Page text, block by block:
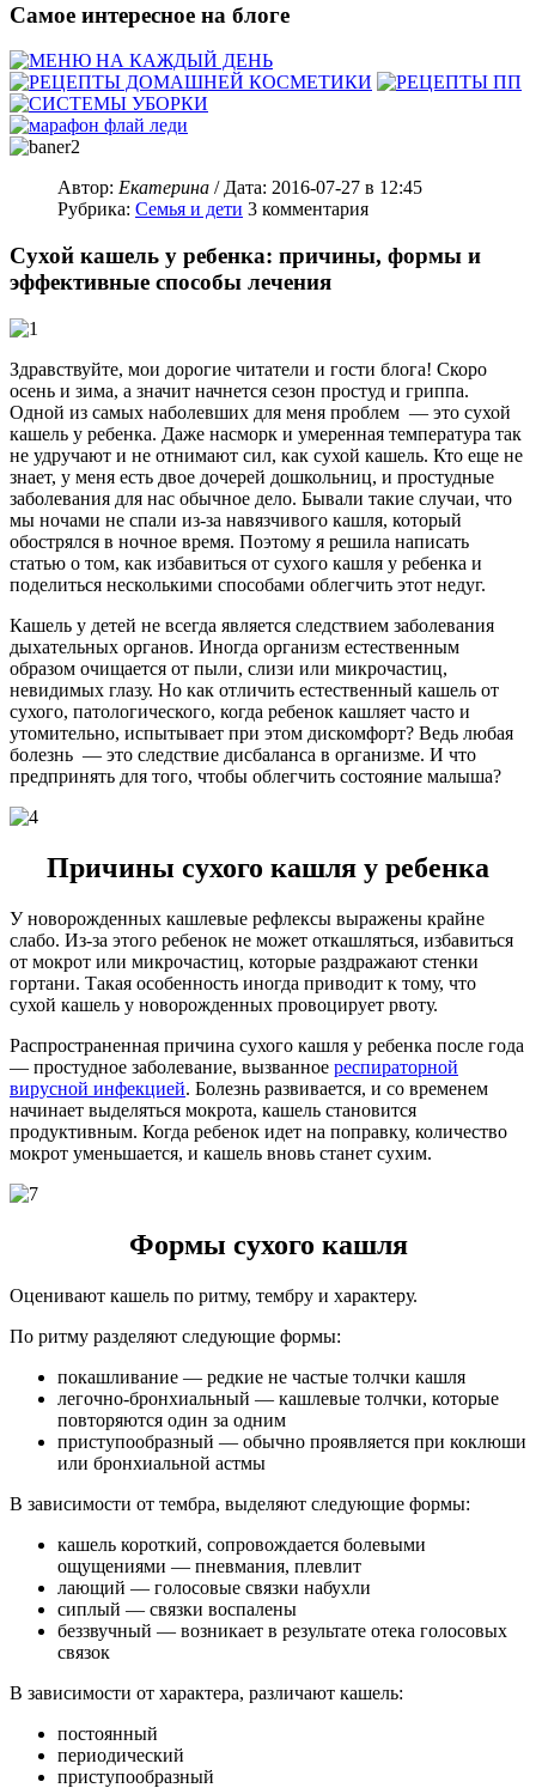
Самое интересное на блоге
Автор: Екатерина / Дата: 2016-07-27 в 12:45
Рубрика: Семья и дети 3 комментария
Сухой кашель у ребенка: причины, формы и
эффективные способы лечения
Здравствуйте, мои дорогие читатели и гости блога! Скоро
осень и зима, а значит начнется сезон простуд и гриппа.
Одной из самых наболевших для меня проблем — это сухой
кашель у ребенка. Даже насморк и умеренная температура так
не удручают и не отнимают сил, как сухой кашель. Кто еще не
знает, у меня есть двое дочерей дошкольниц, и простудные
заболевания для нас обычное дело. Бывали такие случаи, что
мы ночами не спали из-за навязчивого кашля, который
обострялся в ночное время. Поэтому я решила написать
статью о том, как избавиться от сухого кашля у ребенка и
поделиться несколькими способами облегчить этот недуг.
Кашель у детей не всегда является следствием заболевания
дыхательных органов. Иногда организм естественным
образом очищается от пыли, слизи или микрочастиц,
невидимых глазу. Но как отличить естественный кашель от
сухого, патологического, когда ребенок кашляет часто и
утомительно, испытывает при этом дискомфорт? Ведь любая
болезнь — это следствие дисбаланса в организме. И что
предпринять для того, чтобы облегчить состояние малыша?
Причины сухого кашля у ребенка
У новорожденных кашлевые рефлексы выражены крайне
слабо. Из-за этого ребенок не может откашляться, избавиться
от мокрот или микрочастиц, которые раздражают стенки
гортани. Такая особенность иногда приводит к тому, что
сухой кашель у новорожденных провоцирует рвоту.
Распространенная причина сухого кашля у ребенка после года
— простудное заболевание, вызванное респираторной
вирусной инфекцией. Болезнь развивается, и со временем
начинает выделяться мокрота, кашель становится
продуктивным. Когда ребенок идет на поправку, количество
мокрот уменьшается, и кашель вновь станет сухим.
Формы сухого кашля
Оценивают кашель по ритму, тембру и характеру.
По ритму разделяют следующие формы:
покашливание — редкие не частые толчки кашля
легочно-бронхиальный — кашлевые толчки, которые
повторяются один за одним
приступообразный — обычно проявляется при коклюши
или бронхиальной астмы
В зависимости от тембра, выделяют следующие формы:
кашель короткий, сопровождается болевыми
ощущениями — пневмания, плевлит
лающий — голосовые связки набухли
сиплый — связки воспалены
беззвучный — возникает в результате отека голосовых
связок
В зависимости от характера, различают кашель:
постоянный
периодический
приступообразный